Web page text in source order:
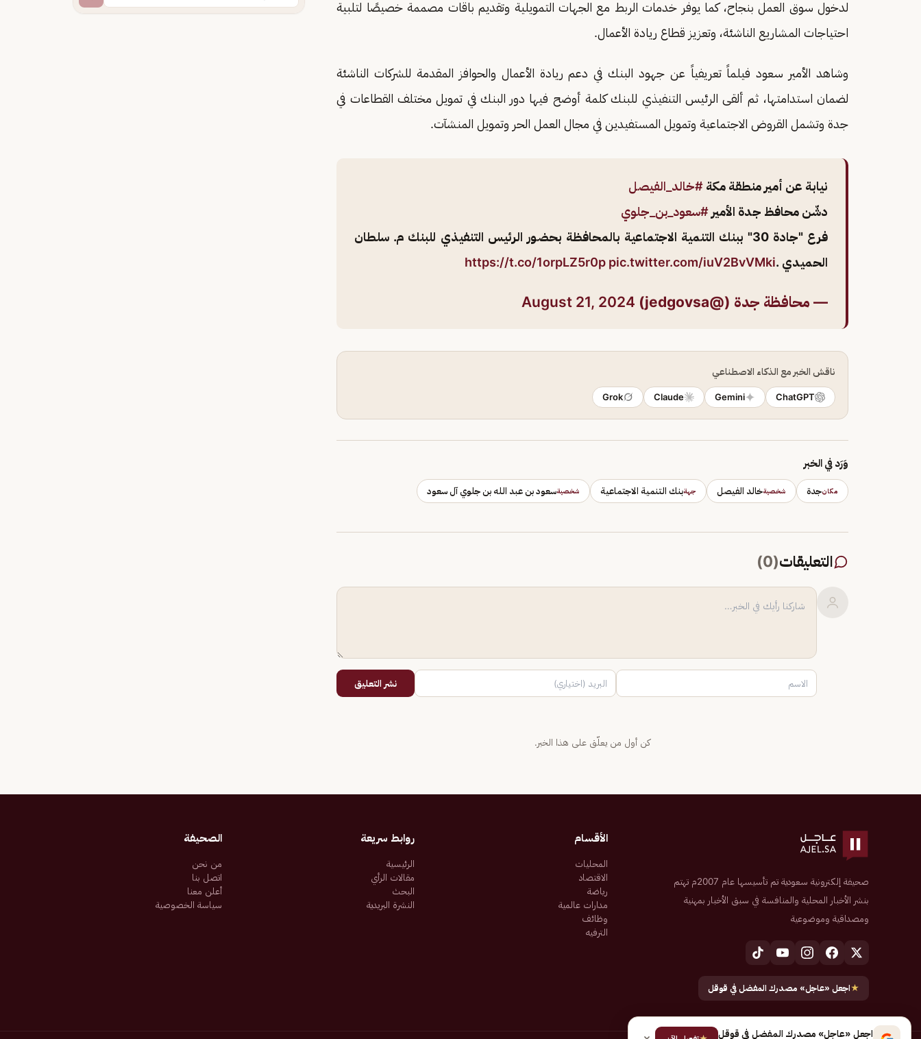
لدخول سوق العمل بنجاح، كما يوفر خدمات الربط مع الجهات التمويلية وتقديم باقات مصممة خصيصًا لتلبية
احتياجات المشاريع الناشئة، وتعزيز قطاع ريادة الأعمال.
وشاهد الأمير سعود فيلماً تعريفياً عن جهود البنك في دعم ريادة الأعمال والحوافز المقدمة للشركات الناشئة
لضمان استدامتها، ثم ألقى الرئيس التنفيذي للبنك كلمة أوضح فيها دور البنك في تمويل مختلف القطاعات في
جدة وتشمل القروض الاجتماعية وتمويل المستفيدين في مجال العمل الحر وتمويل المنشآت.
نيابة عن أمير منطقة مكة #خالد_الفيصل
دشّن محافظ جدة الأمير #سعود_بن_جلوي
فرع "جادة 30" ببنك التنمية الاجتماعية بالمحافظة بحضور الرئيس التنفيذي للبنك م. سلطان
الحميدي .
https://t.co/1orpLZ5r0p pic.twitter.com/iuV2BvVMki
— محافظة جدة (@jedgovsa) August 21, 2024
ناقش الخبر مع الذكاء الاصطناعي
ChatGPT
Gemini
Claude
Grok
وَرَد في الخبر
مكانجدة شخصيةخالد الفيصل جهةبنك التنمية الاجتماعية شخصيةسعود بن عبد الله بن جلوي آل سعود
التعليقات(
0
)
نشر التعليق
كن أول من يعلّق على هذا الخبر.
صحيفة إلكترونية سعودية تم تأسيسها عام 2007م تهتم
بنشر الأخبار المحلية والمنافسة في سبق الأخبار بمهنية
ومصداقية وموضوعية
★اجعل «عاجل» مصدرك المفضل في قوقل
الأقسام
المحليات
الاقتصاد
رياضة
مدارات عالمية
وظائف
الترفيه
روابط سريعة
الرئيسية
مقالات الرأي
البحث
النشرة البريدية
الصحيفة
من نحن
اتصل بنا
أعلن معنا
سياسة الخصوصية
اجعل «عاجل» مصدرك المفضل في قوقل